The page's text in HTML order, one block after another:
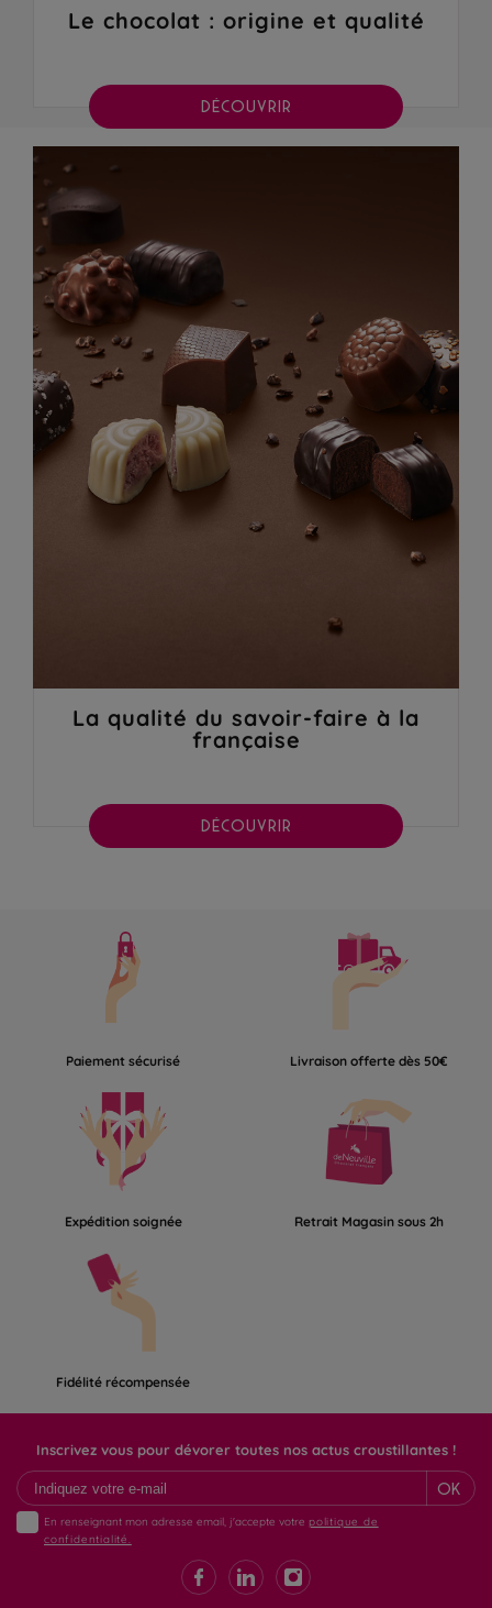
Le chocolat : origine et qualité
DÉCOUVRIR
La qualité du savoir-faire à la
française
DÉCOUVRIR
Paiement sécurisé Livraison offerte dès 50€
Expédition soignée Retrait Magasin sous 2h
Fidélité récompensée
Inscrivez vous pour dévorer toutes nos actus croustillantes !
OK
En renseignant mon adresse email, j'accepte votre politique de
confidentialité.